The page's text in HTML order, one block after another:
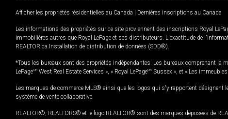
Afficher les propriétés résidentielles au Canada | Dernières inscriptions au Canada
Les informations des propriétés sur ce site proviennent des inscriptions Royal
immobilières autres que Royal LePage et ses distributeurs. L'exactitude de
REALTOR.ca Installation de distribution de données (SDD®).
*Tous les bureaux sont des propriétés indépendantes. Les bureaux comprenant la
LePageMD West Real Estate Services », « Royal LePageMD Sussex », et « Les
Les marques de commerce MLS® ainsi que les logos qui s'y rapportent désignent
système de vente collaborative.
REALTOR®, REALTORS® et le logo REALTOR® sont des marques déposées de